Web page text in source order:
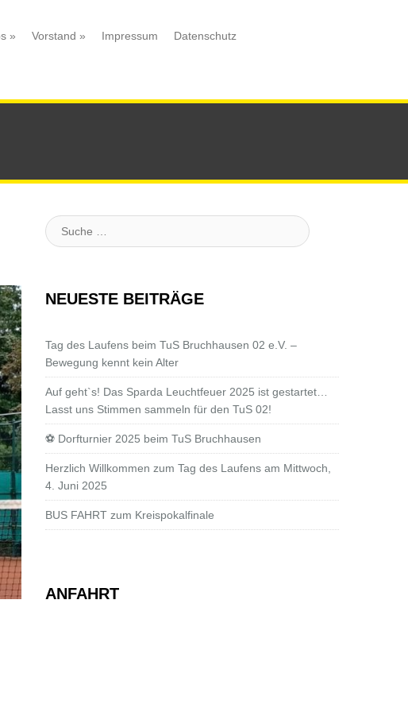
» Vorstand » Impressum Datenschutz
Suche
:
NEUESTE BEITRÄGE
Tag des Laufens beim TuS Bruchhausen 02 e.V. –
Bewegung kennt kein Alter
Auf geht`s! Das Sparda Leuchtfeuer 2025 ist gestartet…
Lasst uns Stimmen sammeln für den TuS 02!
⚽ Dorfturnier 2025 beim TuS Bruchhausen
Herzlich Willkommen zum Tag des Laufens am Mittwoch,
4. Juni 2025
BUS FAHRT zum Kreispokalfinale
ANFAHRT